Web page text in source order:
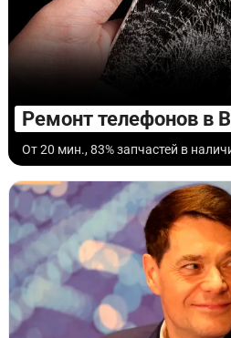
Ремонт телефонов в
От 20 мин., 83% запчастей в